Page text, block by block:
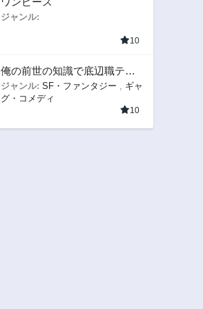
ジャンル:
10
俺の前世の知識で底辺職テイ
マーが上級職になってしまい
そうな件
ジャンル: SF・ファンタジー , ギャ
グ・コメディ
10